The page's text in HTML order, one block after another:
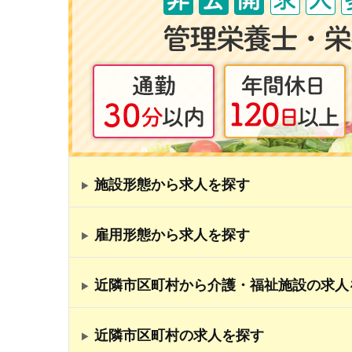
施設形態から求人を探す
雇用形態から求人を探す
近隣市区町村から介護・福祉施設の求
近隣市区町村の求人を探す